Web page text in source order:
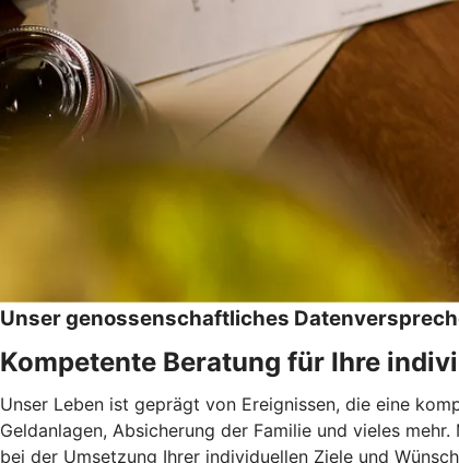
Unser genossenschaftliches
Kompetente Beratung für Ihre
Unser Leben ist geprägt von Ereignissen, die eine
Geldanlagen, Absicherung der Familie und vieles
bei der Umsetzung Ihrer individuellen Ziele und